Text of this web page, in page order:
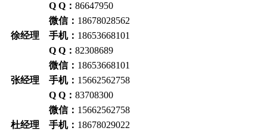
Q Q： 86647950
微信： 18678028562
徐经理 手机： 18653668101
Q Q： 82308689
微信： 18653668101
张经理 手机： 15662562758
Q Q： 83708300
微信： 15662562758
杜经理 手机： 18678029022